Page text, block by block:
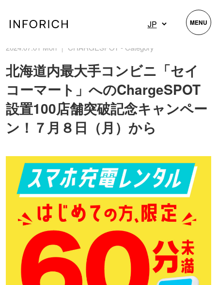
2024.07.01 Mon ｜ CHARGESPOT - Category
北海道内最大手コンビニ「セイ
コーマート」へのChargeSPOT
設置100店舗突破記念キャンペー
ン！７月８日（月）から
MENU